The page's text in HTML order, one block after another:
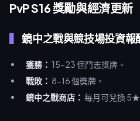
PvP S16 獎勵與經濟更新
鏡中之戰與競技場投資報
獲勝： 15-23 個鬥志獎牌。
戰敗： 8-16 個獎牌。
鏡中之戰商店： 每月可兌換